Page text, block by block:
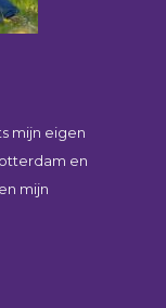
mijn eigen
en
mijn